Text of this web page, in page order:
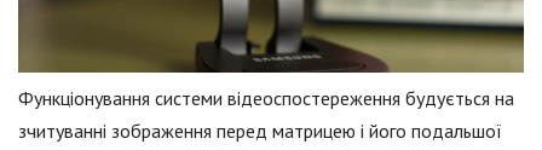
Функціонування системи відеоспостереження будується на
зчитуванні зображення перед матрицею і його подальшої